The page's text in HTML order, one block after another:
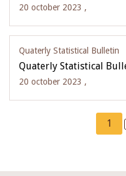
20 october 2023 ,
Quaterly Statistical Bulletin
Quaterly Statistical
20 october 2023 ,
page
1